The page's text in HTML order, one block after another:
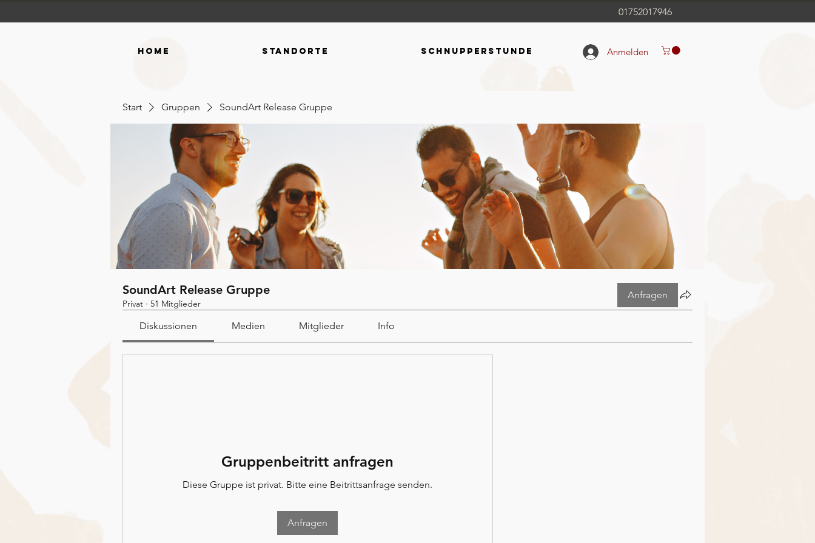
01752017946
Home Standorte Schnupperstunde Anmelden
Start Gruppen SoundArt Release Gruppe
SoundArt Release Gruppe
Privat · 51 Mitglieder
Anfragen
Diskussionen Medien Mitglieder Info
Gruppenbeitritt anfragen
Diese Gruppe ist privat. Bitte eine Beitrittsanfrage senden.
Anfragen